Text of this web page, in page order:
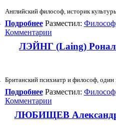
Английский философ, историк
ПодробнееРазместил: Философ
Комментарии
ЛЭЙНГ (Laing)
Британский психиатр и философ, один
ПодробнееРазместил: Философ
Комментарии
ЛЮБИЩЕВ Александр